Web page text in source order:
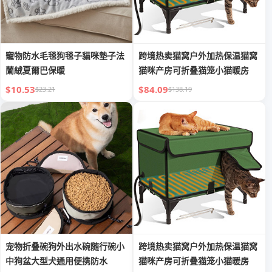
寵物防水毛毯狗毯子貓咪墊子法
蘭絨夏爾巴保暖
$10.53$23.21
跨境热卖猫窝户外加热保温猫窝
猫咪产房可折叠猫笼小猫暖房
$84.09$138.19
宠物折叠碗狗外出水碗随行碗小
中狗盆大型犬通用便携防水
跨境热卖猫窝户外加热保温猫窝
猫咪产房可折叠猫笼小猫暖房